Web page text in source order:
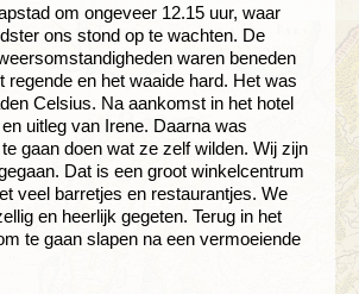
om ongeveer 12.15 uur, waar
ons stond op te wachten. De
waren beneden
regende en het waaide hard. Het was
Celsius. Na aankomst in het hotel
uitleg van Irene. Daarna was
gaan doen wat ze zelf wilden. Wij zijn
Dat is een groot winkelcentrum
veel barretjes en restaurantjes. We
en heerlijk gegeten. Terug in het
te gaan slapen na een vermoeiende